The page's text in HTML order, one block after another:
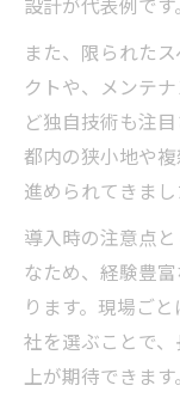
設計が代表例です。
また、限られた
クトや、メンテ
ど独自技術も注
都内の狭小地や
進められてきまし
導入時の注意点
なため、経験豊
ります。現場ご
社を選ぶことで
上が期待できます。